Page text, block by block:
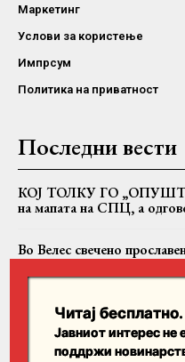
Маркетинг
Услови за користење
Импрсум
Политика на приватност
Последни вести
КОЈ ТОЛКУ ГО
на мапата на СПЦ, а
Во Велес свечено
Јоаникиј и формирање
Читај
Јавниот интерес не
поддржи